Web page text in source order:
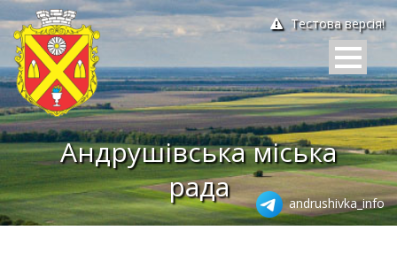
Тестова версія!
Андрушівська міська
рада
andrushivka_info